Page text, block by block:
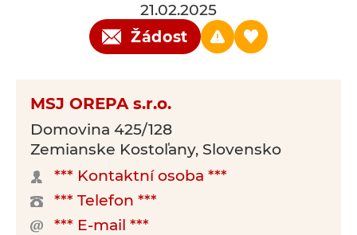
21.02.2025
Žádost
MSJ OREPA s.r.o.
Domovina 425/128
Zemianske Kostoľany, Slovensko
*** Kontaktní osoba ***
*** Telefon ***
*** E-mail ***